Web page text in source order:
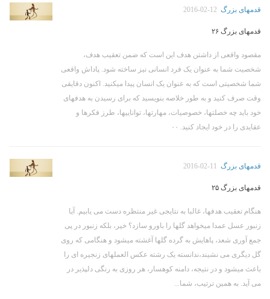
قدمهای بزرگ 2016-02-12
قدمهای بزرگ ۲۶
مقصود واقعی از داشتن هدف این است که ضمن تعقیب هدف،
شخصیت شما به عنوان یک فرد انسانی نیز ساخته شود. پاداش واقعی
شما شخصیتی است که به عنوان یک انسان پیدا میکنید. اکنون دقایقی
وقت صرف کنید و به طور خلاصه بنویسید که برای رسیدن به هدفهای
خود باید چه خصلتها، خصوصیات، مهارتها، تواناییها، طرز فکرها و
عقایدی را در خود ایجاد کنید. ۰۰
قدمهای بزرگ 2016-02-11
قدمهای بزرگ ۲۵
هنگام تعقیب هدفها، غالبا به نتایجی غیر منتظره دست می یابیم. آیا
زنبور عسل عمدا میخواهد گلها را باورو سازد؟ خیر، بلکه زنبور در پی
جمع آوری شعد، پاهایش به گرده گلها آغشته میشود و هنگامی که روی
گل دیگری می نشیند،ندانسته یک رشته عکس العملهای زنجیره ای را
باعث میشود و در نتیجه، دامنه کوهسار، هر روزی به رنگی دلپذیر در
می آید. به همین ترتیب، شما...